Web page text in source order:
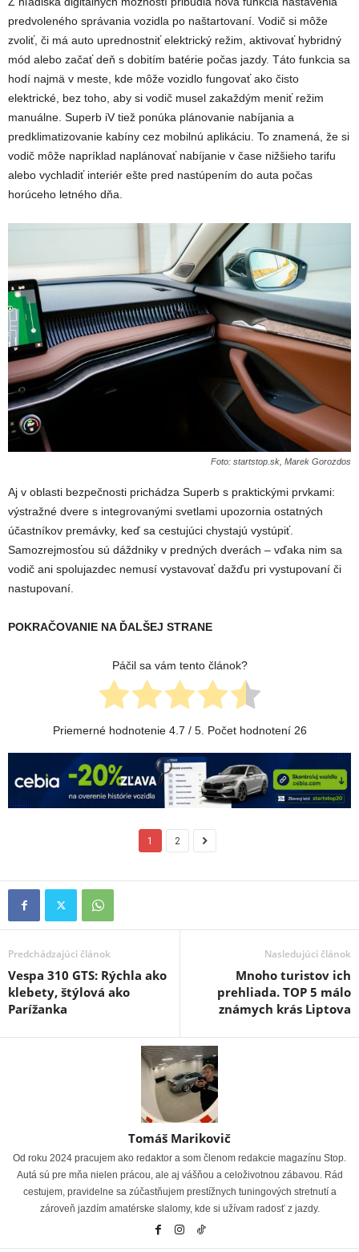
predvoleného správania vozidla po naštartovaní. Vodič si môže
zvoliť, či má auto uprednostniť elektrický režim, aktivovať hybridný
mód alebo začať deň s dobitím batérie počas jazdy. Táto funkcia sa
hodí najmä v meste, kde môže vozidlo fungovať ako čisto
elektrické, bez toho, aby si vodič musel zakaždým meniť režim
manuálne. Superb iV tiež ponúka plánovanie nabíjania a
predklimatizovanie kabíny cez mobilnú aplikáciu. To znamená, že si
vodič môže napríklad naplánovať nabíjanie v čase nižšieho tarifu
alebo vychladiť interiér ešte pred nastúpením do auta počas
horúceho letného dňa.
Foto: startstop.sk, Marek Gorozdos
Aj v oblasti bezpečnosti prichádza Superb s praktickými prvkami:
výstražné dvere s integrovanými svetlami upozornia ostatných
účastníkov premávky, keď sa cestujúci chystajú vystúpiť.
Samozrejmosťou sú dáždniky v predných dverách – vďaka nim sa
vodič ani spolujazdec nemusí vystavovať dažďu pri vystupovaní či
nastupovaní.
POKRAČOVANIE NA ĎALŠEJ STRANE
Páčil sa vám tento článok?
Priemerné hodnotenie 4.7 / 5. Počet hodnotení 26
1 2
Predchádzajúci článok
Vespa 310 GTS: Rýchla ako
klebety, štýlová ako
Parížanka
Nasledujúci článok
Mnoho turistov ich
prehliada. TOP 5 málo
známych krás Liptova
Tomáš Marikovič
Od roku 2024 pracujem ako redaktor a som členom redakcie magazínu Stop.
Autá sú pre mňa nielen prácou, ale aj vášňou a celoživotnou zábavou. Rád
cestujem, pravidelne sa zúčastňujem prestížnych tuningových stretnutí a
zároveň jazdím amatérske slalomy, kde si užívam radosť z jazdy.